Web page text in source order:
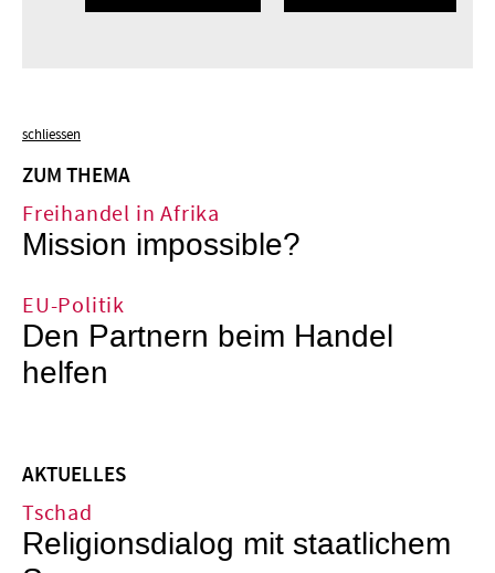
schliessen
ZUM THEMA
Freihandel in Afrika
Mission impossible?
EU-Politik
Den Partnern beim Handel
helfen
AKTUELLES
Tschad
Religionsdialog mit staatlichem